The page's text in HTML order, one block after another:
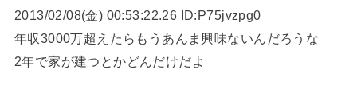
2013/02/08(金) 00:53:22.26 ID:P75jvzpg0
年収3000万超えたらもうあんま興味ないんだろうな
2年で家が建つとかどんだけだよ